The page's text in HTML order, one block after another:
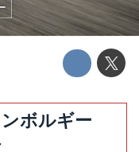
ボルギー